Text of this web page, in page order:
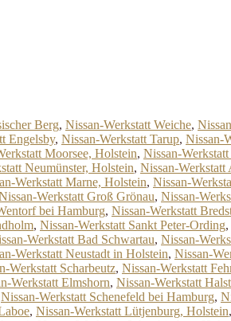
Berg, Nissan-Werkstatt Weiche,
Engelsby, Nissan-Werkstatt Tarup, Nissan-
Moorsee, Holstein, Nissan-
Neumünster, Holstein, Nissan-
Werkstatt Marne, Holstein, Nissan-
Werkstatt Groß Grönau, Nissan-
bei Hamburg, Nissan-Werkstatt
, Nissan-Werkstatt Sankt Peter-Ording,
Werkstatt Bad Schwartau, Nissan-
Werkstatt Neustadt in Holstein, Nissan-
Werkstatt Scharbeutz, Nissan-Werkstatt
Werkstatt Elmshorn, Nissan-Werkstatt
Nissan-Werkstatt Schenefeld bei Hamburg,
, Nissan-Werkstatt Lütjenburg, Holstein,